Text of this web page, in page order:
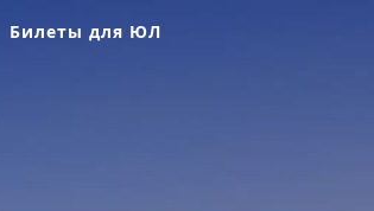
Билеты для ЮЛ